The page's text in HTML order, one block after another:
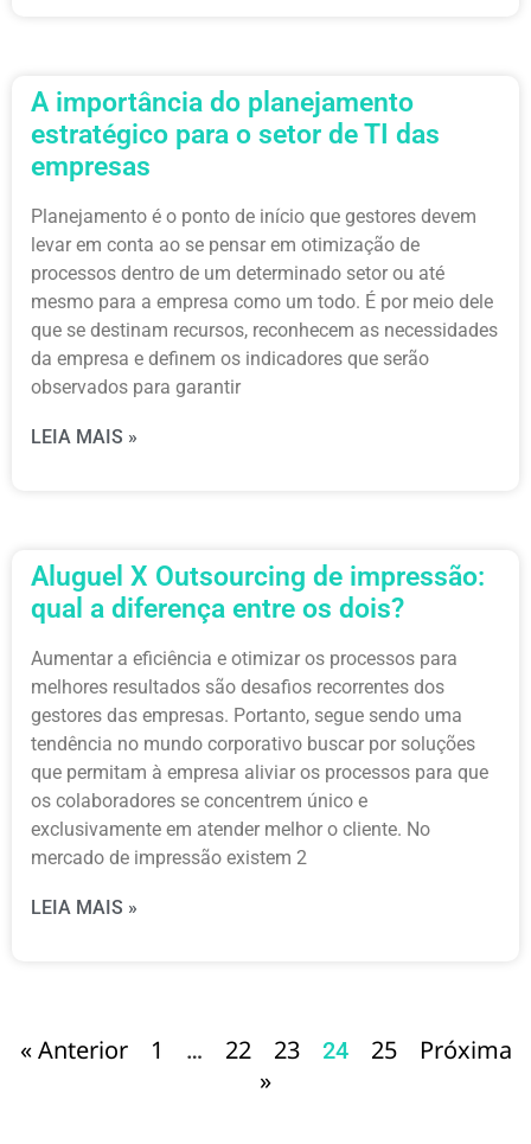
A importância do planejamento
estratégico para o setor de TI das
empresas
Planejamento é o ponto de início que gestores devem
levar em conta ao se pensar em otimização de
processos dentro de um determinado setor ou até
mesmo para a empresa como um todo. É por meio dele
que se destinam recursos, reconhecem as necessidades
da empresa e definem os indicadores que serão
observados para garantir
LEIA MAIS »
Aluguel X Outsourcing de impressão:
qual a diferença entre os dois?
Aumentar a eficiência e otimizar os processos para
melhores resultados são desafios recorrentes dos
gestores das empresas. Portanto, segue sendo uma
tendência no mundo corporativo buscar por soluções
que permitam à empresa aliviar os processos para que
os colaboradores se concentrem único e
exclusivamente em atender melhor o cliente. No
mercado de impressão existem 2
LEIA MAIS »
« Anterior 1 … 22 23 24 25
Próxima
»